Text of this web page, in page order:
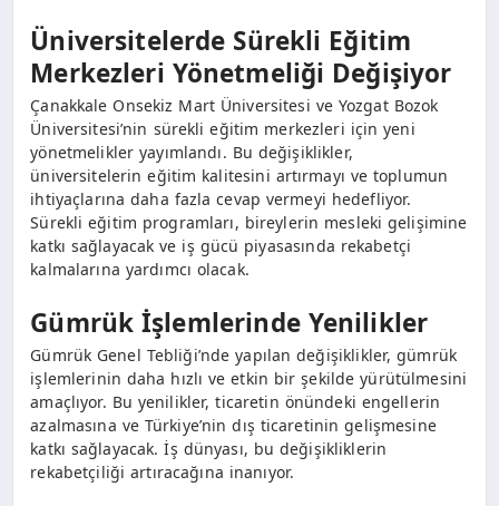
Üniversitelerde Sürekli Eğitim
Merkezleri Yönetmeliği Değişiyor
Çanakkale Onsekiz Mart Üniversitesi ve Yozgat Bozok
Üniversitesi’nin sürekli eğitim merkezleri için yeni
yönetmelikler yayımlandı. Bu değişiklikler,
üniversitelerin eğitim kalitesini artırmayı ve toplumun
ihtiyaçlarına daha fazla cevap vermeyi hedefliyor.
Sürekli eğitim programları, bireylerin mesleki gelişimine
katkı sağlayacak ve iş gücü piyasasında rekabetçi
kalmalarına yardımcı olacak.
Gümrük İşlemlerinde Yenilikler
Gümrük Genel Tebliği’nde yapılan değişiklikler, gümrük
işlemlerinin daha hızlı ve etkin bir şekilde yürütülmesini
amaçlıyor. Bu yenilikler, ticaretin önündeki engellerin
azalmasına ve Türkiye’nin dış ticaretinin gelişmesine
katkı sağlayacak. İş dünyası, bu değişikliklerin
rekabetçiliği artıracağına inanıyor.